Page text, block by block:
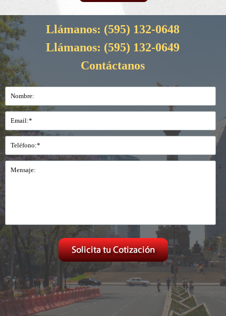
Llámanos: (595) 132-0648
Llámanos: (595) 132-0649
Contáctanos